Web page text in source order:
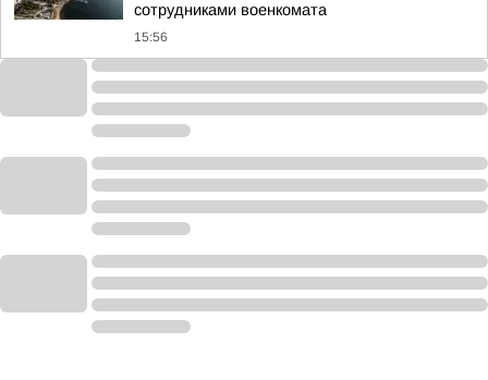
сотрудниками военкомата
15:56